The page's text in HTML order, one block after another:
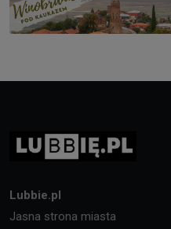
Lubbie.pl
Jasna strona miasta